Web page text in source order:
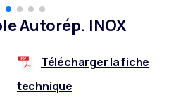
Autorép. INOX
Télécharger la fiche
technique